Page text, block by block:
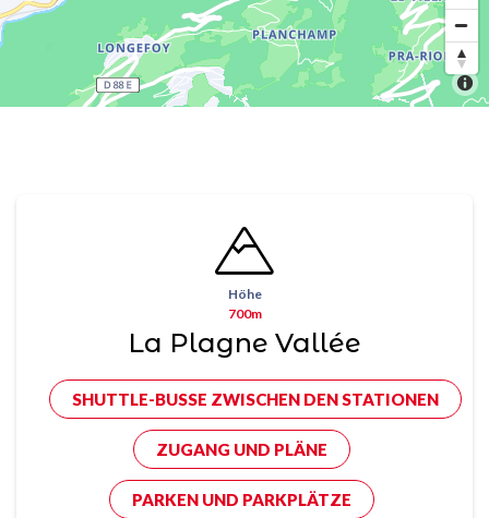
Höhe
700m
La Plagne Vallée
SHUTTLE-BUSSE ZWISCHEN DEN STATIONEN
ZUGANG UND PLÄNE
PARKEN UND PARKPLÄTZE